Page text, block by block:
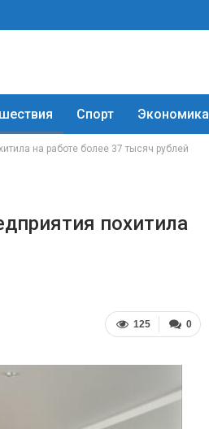
Спорт Экономика
на работе более 37 тысяч рублей
похитила
0
125